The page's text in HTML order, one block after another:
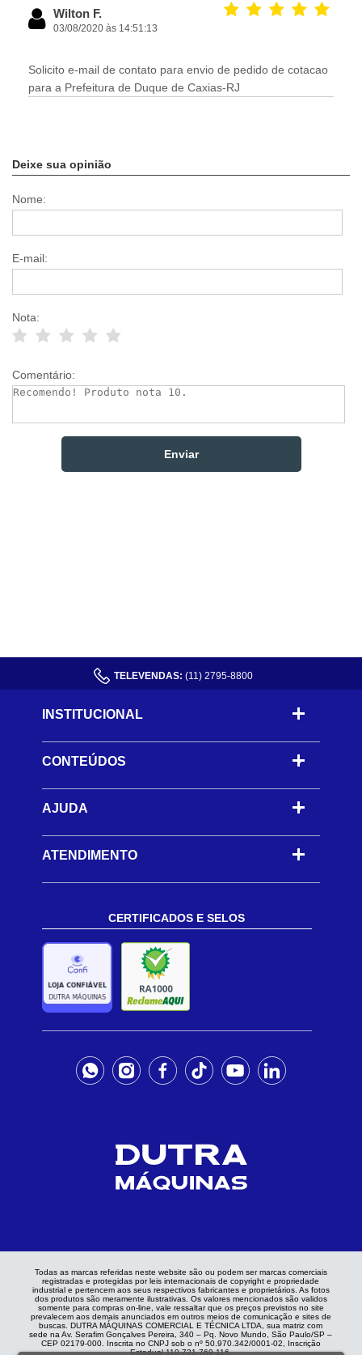
Wilton F.
03/08/2020 às 14:51:13
Solicito e-mail de contato para envio de pedido de cotacao
para a Prefeitura de Duque de Caxias-RJ
Deixe sua opinião
Nome:
E-mail:
Nota:
Comentário:
TELEVENDAS: (11) 2795-8800
INSTITUCIONAL
CONTEÚDOS -
AJUDA -
ATENDIMENTO
CERTIFICADOS E SELOS
Todas as marcas referidas neste website são ou podem ser marcas comerciais
registradas e protegidas por leis internacionais de copyright e propriedade
industrial e pertencem aos seus respectivos fabricantes e proprietários. As fotos
dos produtos são meramente ilustrativas. Os valores mencionados são validos
somente para compras on-line, vale ressaltar que os preços previstos no site
prevalecem aos demais anunciados em outros meios de comunicação e sites de
buscas. DUTRA MÁQUINAS COMERCIAL E TÉCNICA LTDA, sua matriz com
sede na Av. Serafim Gonçalves Pereira, 340 – Pq. Novo Mundo, São Paulo/SP –
CEP 02179-000. Inscrita no CNPJ sob o nº 50.970.342/0001-02, Inscrição
Estadual 110.721.769.116.